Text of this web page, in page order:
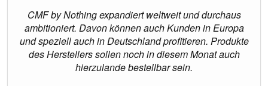
CMF by Nothing expandiert weltweit und durchaus
ambitioniert. Davon können auch Kunden in Europa
und speziell auch in Deutschland profitieren. Produkte
des Herstellers sollen noch in diesem Monat auch
hierzulande bestellbar sein.